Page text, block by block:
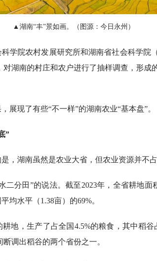
▲湖南“丰”景如画。（图源：今日永州）
科学院农村发展研究所和湖南省社会科学院
对湖南的村庄和农户进行了抽样调查，形成
展现了有些“不一样”的湖南农业“基本盘”。
”
，湖南虽然是农业大省，但农业资源并不占
二分田”的说法。截至2023年，全省耕地面
均水平（1.38亩）的69%。
耕地，生产了占全国4.5%的粮食，其中稻谷
调出稻谷的两个省份之一。